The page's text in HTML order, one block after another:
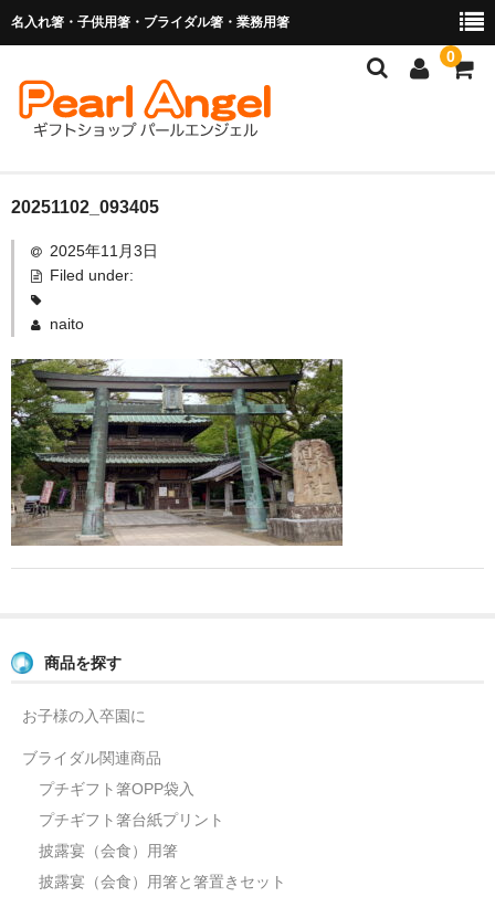
名入れ箸・子供用箸・ブライダル箸・業務用箸
0
商品を探す
お子様の入卒園に
業務用箸（食洗機対応）
マイ箸・箸袋
ご利用ガイド
よくあるご質問
20251102_093405
2025年11月3日
Filed under:
naito
商品を探す
お子様の入卒園に
ブライダル関連商品
プチギフト箸OPP袋入
プチギフト箸台紙プリント
披露宴（会食）用箸
披露宴（会食）用箸と箸置きセット